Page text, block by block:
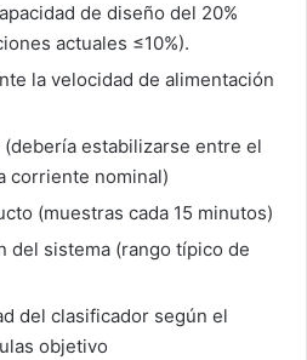
de diseño del 20%
actuales ≤10%).
la velocidad de alimentación
(debería estabilizarse entre el
corriente nominal)
(muestras cada 15 minutos)
del sistema (rango típico de
del clasificador según el
objetivo